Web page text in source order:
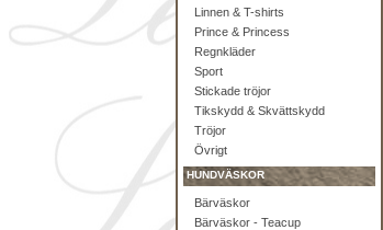
Linnen & T-shirts
Prince & Princess
Regnkläder
Sport
Stickade tröjor
Tikskydd & Skvättskydd
Tröjor
Övrigt
HUNDVÄSKOR
Bärväskor
Bärväskor - Teacup